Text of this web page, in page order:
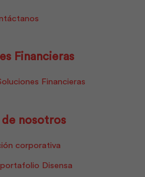
Financieras
Financieras
nosotros
corporativa
Disensa